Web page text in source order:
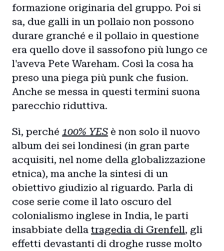
formazione originaria del gruppo. Poi si
sa, due galli in un pollaio non possono
durare granché e il pollaio in questione
era quello dove il sassofono più lungo ce
l'aveva Pete Wareham. Così la cosa ha
preso una piega più punk che fusion.
Anche se messa in questi termini suona
parecchio riduttiva.
Sì, perché 100% YES è non solo il nuovo
album dei sei londinesi (in gran parte
acquisiti, nel nome della globalizzazione
etnica), ma anche la sintesi di un
obiettivo giudizio al riguardo. Parla di
cose serie come il lato oscuro del
colonialismo inglese in India, le parti
insabbiate della tragedia di Grenfell, gli
effetti devastanti di droghe russe molto